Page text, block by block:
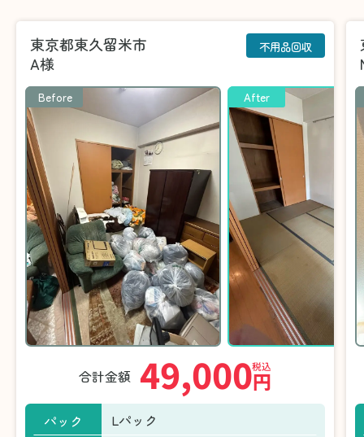
東京都東久留米市
A様
不用品回収
Before After
合計金額 49,000円
税込
パック
Lパック